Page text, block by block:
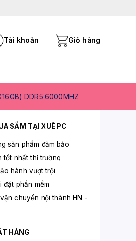
Tài khoản Giỏ hàng
DDR5 6000MHZ
SẮM TẠI XUÊ PC
sản phẩm đảm bảo
tốt nhất thị trường
hành vượt trội
đặt phần mềm
chuyển nội thành HN -
HÀNG